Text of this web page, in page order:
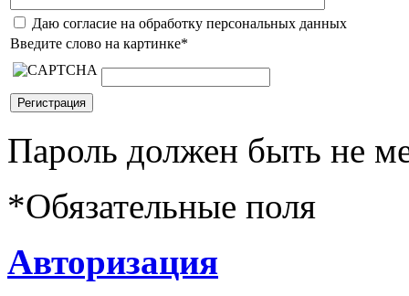
Даю согласие на обработку персональных данных
Введите слово на картинке*
Пароль должен быть не
*Обязательные поля
Авторизация